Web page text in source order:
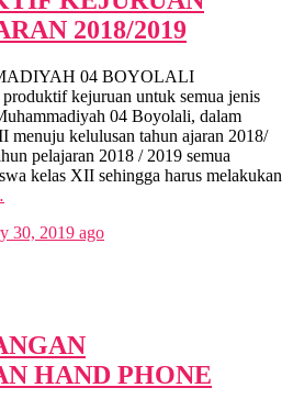
2018/2019
04 BOYOLALI
kejuruan untuk semua jenis
04 Boyolali, dalam
menuju kelulusan tahun ajaran 2018/
pelajaran 2018 / 2019 semua
kelas XII sehingga harus melakukan
30, 2019 ago
HAND PHONE